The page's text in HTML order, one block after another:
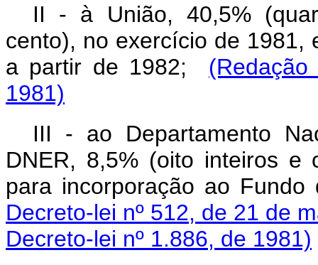
II - à União, 40,5%
cento), no exercício de 1981,
a partir de 1982;
1981)
III - ao Departamento
DNER, 8,5% (oito inteiros e
para incorporação ao
Decreto-lei nº 512, de 21 de
Decreto-lei nº 1.886, de 1981)